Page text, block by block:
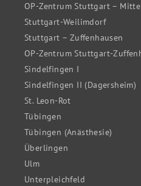
OP-Zentrum Stuttgart – Mitte
Stuttgart-Weilimdorf
Stuttgart – Zuffenhausen
OP-Zentrum Stuttgart-
Sindelfingen I
Sindelfingen II (Dagersheim)
St. Leon-Rot
Tübingen
Tübingen (Anästhesie)
Überlingen
Ulm
Unterpleichfeld